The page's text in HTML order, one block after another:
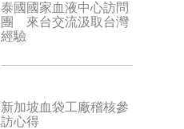
泰國國家血液中心訪問
團 來台交流汲取台灣
經驗
新加坡血袋工廠稽核參
訪心得